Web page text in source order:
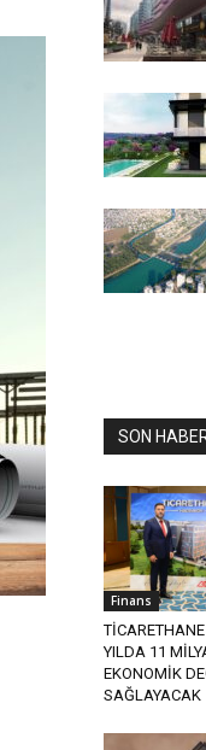
SON
Finans
YILDA 11
EKONOMİK
SAĞLAYACAK